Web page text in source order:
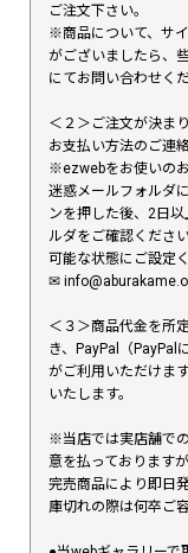
ご注文下さい。
※商品について、サ
がございましたら、
にてお問い合わせくだ
＜２＞ご注文が決ま
お支払い方法のご連
※ezwebをお使いの
迷惑メールフォルダ
ンを押した後、2日
ルダをご確認くださ
可能な状態にご設定く
✉︎
＜３＞商品代金を所
き、PayPal（PayPal
がご利用いただけま
いたします。
※当店では実店舗で
意を払っております
完売商品により即日
庫切れの際は何卒ご